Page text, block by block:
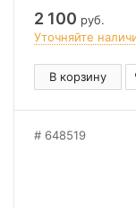
2 100 руб.
Уточняйте
В корзину
648519